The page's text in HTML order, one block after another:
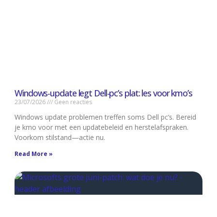
Windows-update legt Dell-pc’s plat: les voor kmo’s
23/07/2026 Geen reacties
Windows update problemen treffen soms Dell pc’s. Bereid
je kmo voor met een updatebeleid en herstelafspraken.
Voorkom stilstand—actie nu.
Read More »